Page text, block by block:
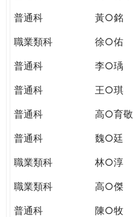
普通科
黃○銘
職業類科
徐○佑
普通科
李○瑀
普通科
王○琪
普通科
高○育敬
普通科
魏○廷
職業類科
林○淳
職業類科
高○傑
普通科
陳○牧